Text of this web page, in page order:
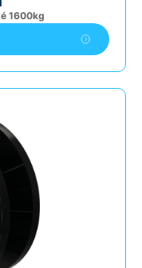
1600kg